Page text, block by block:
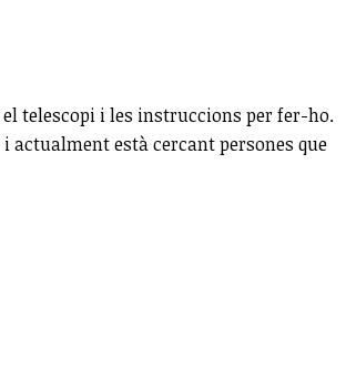
telescopi i les instruccions per fer-ho.
i actualment està cercant persones que